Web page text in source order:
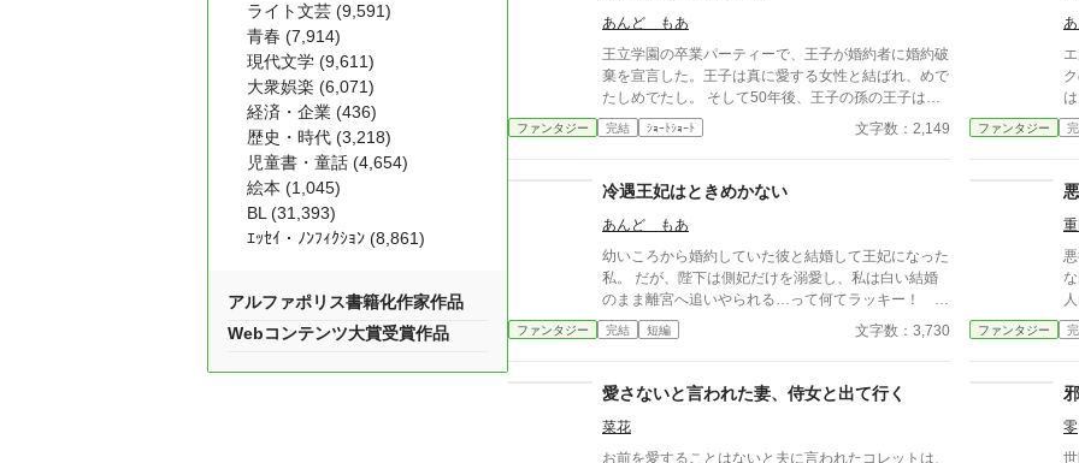
あんど もあ
王立学園の卒業パーティーで、王子が婚約者に婚約破
棄を宣言した。王子は真に愛する女性と結ばれ、めで
たしめでたし。 そして50年後、王子の孫の王子は、
婚約破棄された女性の孫と婚約する事に。そこで明か
された婚約破棄の真実とは。
ファンタジー 完結 ｼｮｰﾄｼｮｰﾄ 文字数：2,149
は
ファンタジー
冷遇王妃はときめかない
あんど もあ
幼いころから婚約していた彼と結婚して王妃になった
私。 だが、陛下は側妃だけを溺愛し、私は白い結婚
のまま離宮へ追いやられる…って何てラッキー！ 国
の事は陛下と側妃様に任せて、私はこのまま離宮で何
の責任も無い楽な生活を！…と思っていたのに…。
ファンタジー 完結 短編 文字数：3,730
な困
人
ファンタジー
愛さないと言われた妻、侍女と出て行く
菜花
お前を愛することはないと夫に言われたコレットは、
零
世
ライト文芸 (9,591)
青春 (7,914)
現代文学 (9,611)
大衆娯楽 (6,071)
経済・企業 (436)
歴史・時代 (3,218)
児童書・童話 (4,654)
絵本 (1,045)
BL (31,393)
ｴｯｾｲ・ﾉﾝﾌｨｸｼｮﾝ (8,861)
アルファポリス書籍化作家作品
Webコンテンツ大賞受賞作品